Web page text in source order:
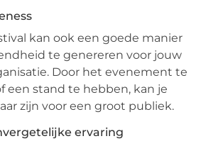
kan ook een goede manier
te genereren voor jouw
Door het evenement te
een stand te hebben, kan je
zijn voor een groot publiek.
ervaring